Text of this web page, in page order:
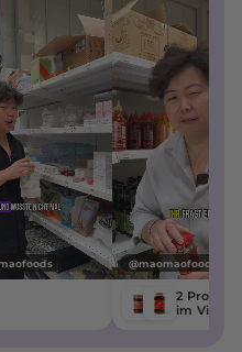
@maomaofoods
2
im Video